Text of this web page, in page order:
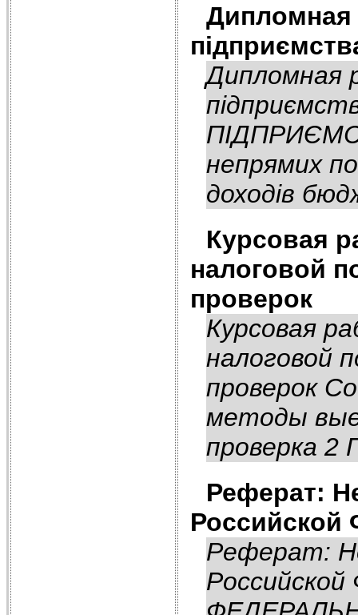
Дипломная
Дипломная
непрямих
доходів
Курсовая
налоговой
проверок
Курсовая
налоговой
проверок
методы
проверка
Реферат:
Российской
Реферат: